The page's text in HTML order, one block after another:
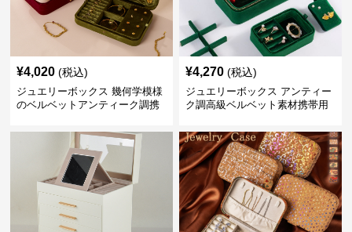
¥4,020 (税込)
ジュエリーボックス 幾何学模様
のベルベットアンティーク調携
¥4,270 (税込)
ジュエリーボックス アンティー
ク調高級ベルベット素材携帯用